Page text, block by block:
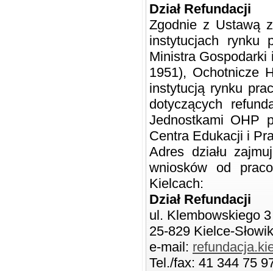
Dział Refundacji
Zgodnie z Ustawą
instytucjach rynku
Ministra
1951), Ochotnicze
instytucją rynku
dotyczących
Jednostkami OHP
Centra Edukacji i
Adres działu
wniosków od
Kielcach:
Dział Refundacji
ul. Klembowskiego 3
25-829 Kielce-Słowik
e-mail:
Tel./fax: 41 344 75